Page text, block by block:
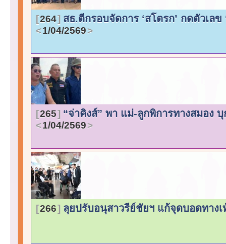
264 สธ.ตีกรอบจัดการ ‘สโตรก’ กดตัวเลข
1/04/2569
265 “จ่าคิงส์” พา แม่-ลูกพิการทางสมอง
1/04/2569
266 ลุยปรับอนุสาวรีย์ชัยฯ แก้จุดบอดทาง